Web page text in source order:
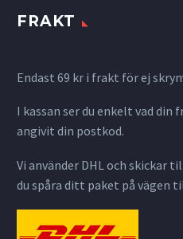
FRAKT
Endast 69 kr i frakt för ej
I kassan ser du enkelt vad
angivit din postkod.
Vi använder DHL och skickar
du spåra ditt paket på vägen